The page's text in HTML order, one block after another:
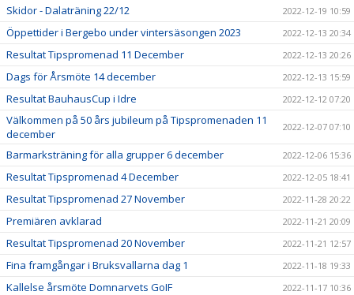
Skidor - Dalaträning 22/12 2022-12-19 10:59
Öppettider i Bergebo under vintersäsongen 2023 2022-12-13 20:34
Resultat Tipspromenad 11 December 2022-12-13 20:26
Dags för Årsmöte 14 december 2022-12-13 15:59
Resultat BauhausCup i Idre 2022-12-12 07:20
Välkommen på 50 års jubileum på Tipspromenaden 11
december
2022-12-07 07:10
Barmarksträning för alla grupper 6 december 2022-12-06 15:36
Resultat Tipspromenad 4 December 2022-12-05 18:41
Resultat Tipspromenad 27 November 2022-11-28 20:22
Premiären avklarad 2022-11-21 20:09
Resultat Tipspromenad 20 November 2022-11-21 12:57
Fina framgångar i Bruksvallarna dag 1 2022-11-18 19:33
Kallelse årsmöte Domnarvets GoIF 2022-11-17 10:36